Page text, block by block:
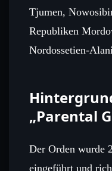
Tjumen,
Republiken
Nordossetien-
„Parental
Der Orden wurde
eingeführt und